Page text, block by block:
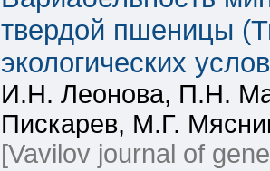
твердой пшеницы
экологических
И.Н. Леонова, П.Н.
Пискарев, М.Г.
[Vavilov journal of